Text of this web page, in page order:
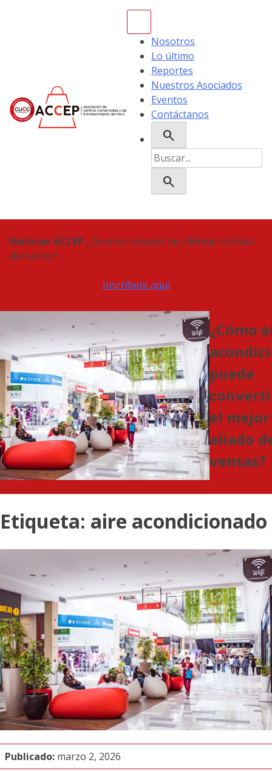
Nosotros
Lo último
Reportes
Nuestros Asociados
Eventos
Contáctanos
search
Buscar:
search
Noticias ACCEP ¿Quieres conocer las últimas noticias
del sector?
Inscríbete aquí
¿Cómo
puede
el mejor
aliado
ventas?
Etiqueta: aire acondicionado
Publicado: marzo 2, 2026